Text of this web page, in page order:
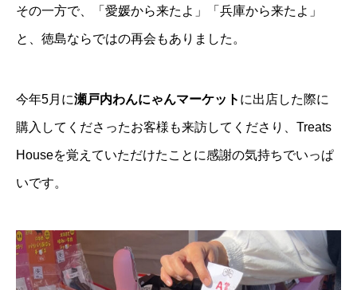
その一方で、「愛媛から来たよ」「兵庫から来たよ」
と、徳島ならではの再会もありました。
今年5月に瀬戸内わんにゃんマーケット に出店した際に
購入してくださったお客様も来訪してくださり、Treats
Houseを覚えていただけたことに感謝の気持ちでいっぱ
いです。